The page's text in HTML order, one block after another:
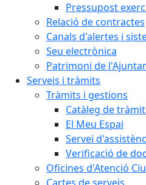
Pressupost
Relació de contractes
Canals d'alertes i
Seu electrònica
Patrimoni de
Serveis i tràmits
Tràmits i gestions
Catàleg de
El Meu Espai
Servei
Verificació de
Oficines d'Atenció